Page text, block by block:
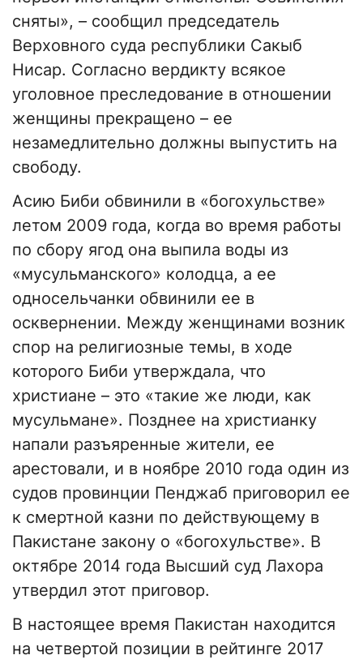
сняты», – сообщил председатель
Верховного суда республики Сакыб
Нисар. Согласно вердикту всякое
уголовное преследование в отношении
женщины прекращено – ее
незамедлительно должны выпустить на
свободу.
Асию Биби обвинили в «богохульстве»
летом 2009 года, когда во время работы
по сбору ягод она выпила воды из
«мусульманского» колодца, а ее
односельчанки обвинили ее в
осквернении. Между женщинами возник
спор на религиозные темы, в ходе
которого Биби утверждала, что
христиане – это «такие же люди, как
мусульмане». Позднее на христианку
напали разъяренные жители, ее
арестовали, и в ноябре 2010 года один из
судов провинции Пенджаб приговорил ее
к смертной казни по действующему в
Пакистане закону о «богохульстве». В
октябре 2014 года Высший суд Лахора
утвердил этот приговор.
В настоящее время Пакистан находится
на четвертой позиции в рейтинге 2017